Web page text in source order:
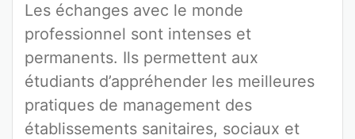
Les échanges avec le monde
professionnel sont intenses et
permanents. Ils permettent aux
étudiants d’appréhender les meilleures
pratiques de management des
établissements sanitaires, sociaux et